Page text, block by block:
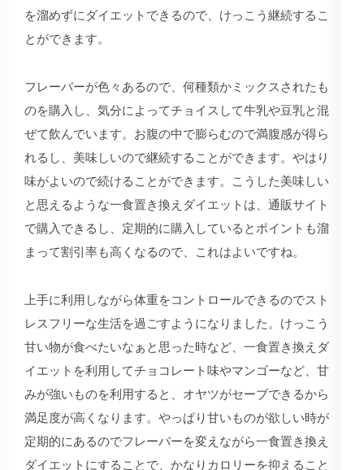
を溜めずにダイエットできるので、けっこう継続するこ
とができます。
フレーバーが色々あるので、何種類かミックスされたも
のを購入し、気分によってチョイスして牛乳や豆乳と混
ぜて飲んでいます。お腹の中で膨らむので満腹感が得ら
れるし、美味しいので継続することができます。やはり
味がよいので続けることができます。こうした美味しい
と思えるような一食置き換えダイエットは、通販サイト
で購入できるし、定期的に購入しているとポイントも溜
まって割引率も高くなるので、これはよいですね。
上手に利用しながら体重をコントロールできるのでスト
レスフリーな生活を過ごすようになりました。けっこう
甘い物が食べたいなぁと思った時など、一食置き換えダ
イエットを利用してチョコレート味やマンゴーなど、甘
みが強いものを利用すると、オヤツがセーブできるから
満足度が高くなります。やっぱり甘いものが欲しい時が
定期的にあるのでフレーバーを変えながら一食置き換え
ダイエットにすることで、かなりカロリーを抑えること